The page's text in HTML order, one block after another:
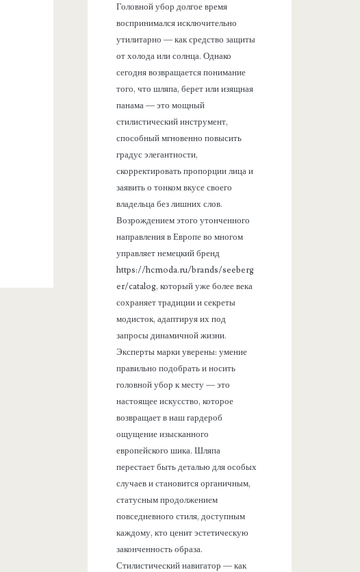
Головной убор долгое время
воспринимался исключительно
утилитарно — как средство защиты
от холода или солнца. Однако
сегодня возвращается понимание
того, что шляпа, берет или изящная
панама — это мощный
стилистический инструмент,
способный мгновенно повысить
градус элегантности,
скорректировать пропорции лица и
заявить о тонком вкусе своего
владельца без лишних слов.
Возрождением этого утонченного
направления в Европе во многом
управляет немецкий бренд
https://hcmoda.ru/brands/seeberg
er/catalog, который уже более века
сохраняет традиции и секреты
модисток, адаптируя их под
запросы динамичной жизни.
Эксперты марки уверены: умение
правильно подобрать и носить
головной убор к месту — это
настоящее искусство, которое
возвращает в наш гардероб
ощущение изысканного
европейского шика. Шляпа
перестает быть деталью для особых
случаев и становится органичным,
статусным продолжением
повседневного стиля, доступным
каждому, кто ценит эстетическую
законченность образа.
Стилистический навигатор — как